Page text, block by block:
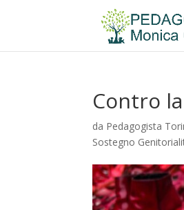
Contro
da Pedagogista
Sostegno